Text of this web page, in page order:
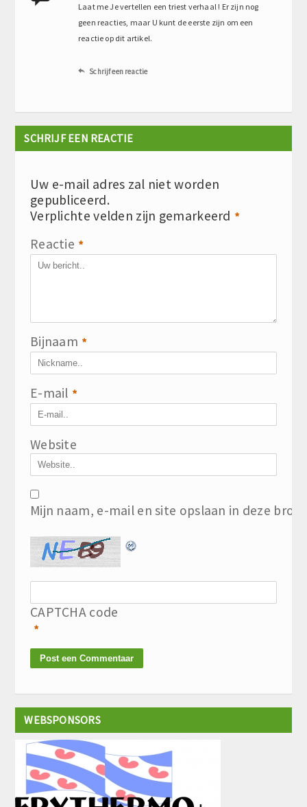
Laat me Je vertellen een triest verhaal ! Er zijn nog
geen reacties, maar U kunt de eerste zijn om een
reactie op dit artikel.
 Schrijf een reactie
SCHRIJF EEN REACTIE
Uw e-mail adres zal niet worden
gepubliceerd.
Verplichte velden zijn gemarkeerd *
Reactie *
Bijnaam *
E-mail *
Website
Mijn naam, e-mail en site opslaan in deze
CAPTCHA code
*
WEBSPONSORS